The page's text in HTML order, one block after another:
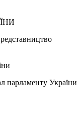
парламенту України